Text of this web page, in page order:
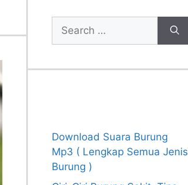
Search
for:
Download Suara Burung
Mp3 ( Lengkap Semua Jenis
Burung )